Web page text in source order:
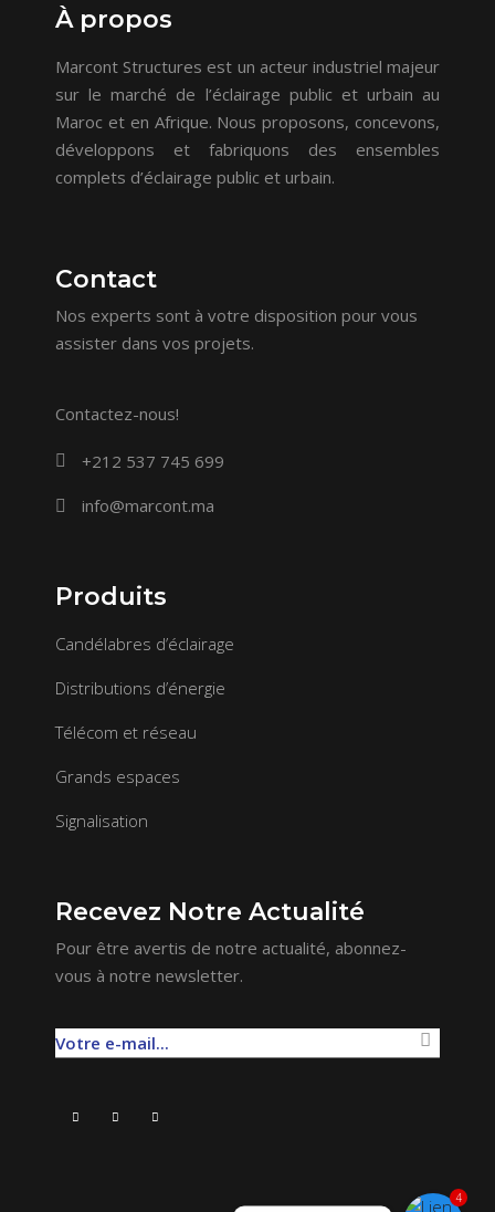
À propos
Marcont Structures est un acteur industriel majeur
sur le marché de l’éclairage public et urbain au
Maroc et en Afrique. Nous proposons, concevons,
développons et fabriquons des ensembles
complets d’éclairage public et urbain.
Contact
Nos experts sont à votre disposition pour vous
assister dans vos projets.
Contactez-nous!
+212 537 745 699
info@marcont.ma
Produits
Candélabres d’éclairage
Distributions d’énergie
Télécom et réseau
Grands espaces
Signalisation
Recevez Notre Actualité
Pour être avertis de notre actualité, abonnez-
vous à notre newsletter.
4